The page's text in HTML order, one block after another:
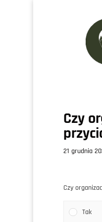
Czy
21 grudnia
Czy
Tak